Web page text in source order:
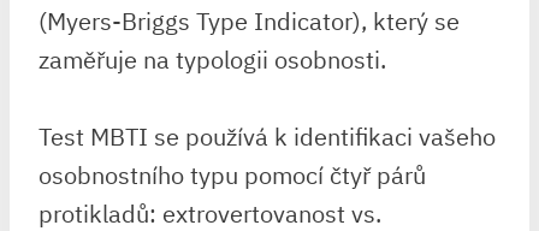
(Myers-Briggs Type Indicator), který se
zaměřuje na typologii osobnosti.
Test MBTI se používá k identifikaci vašeho
osobnostního typu pomocí čtyř párů
protikladů: extrovertovanost vs.